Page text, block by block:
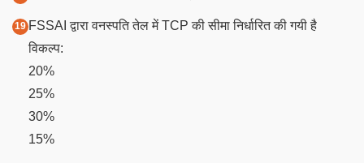
FSSAI द्वारा वनस्पति तेल में TCP की सीमा निर्धारित की गयी है
विकल्प:
20%
25%
30%
15%